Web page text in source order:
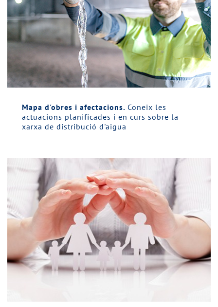
Mapa d'obres i afectacions. Coneix les
actuacions planificades i en curs sobre la
xarxa de distribució d'aigua